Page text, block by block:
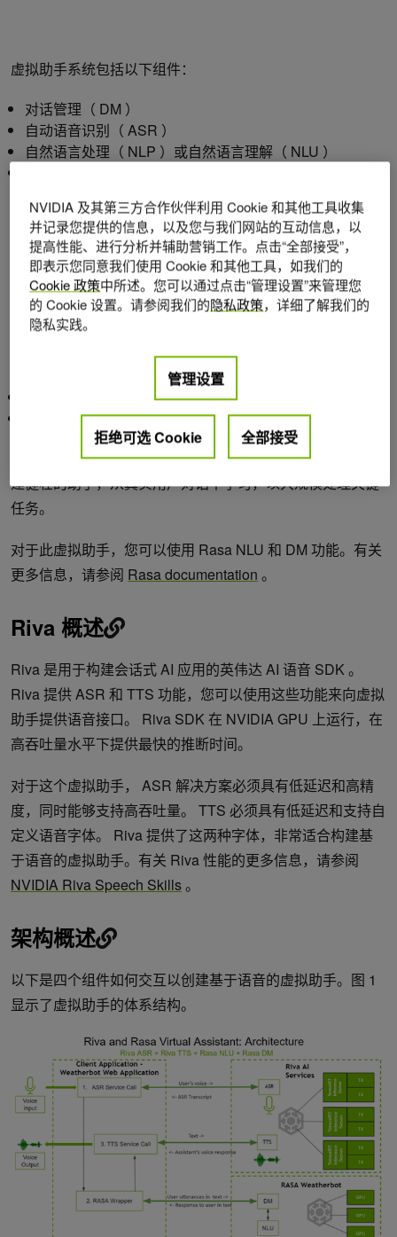
虚拟助手系统包括以下组件：
对话管理（ DM ）
自动语音识别（ ASR ）
自然语言处理（ NLP ）或自然语言理解（ NLU ）
NLU 和 DM 组件来自 Rasa ，而 Riva 提供 TTS 和 ASR 功
能。
Rasa 概述
Rasa 是一个开源的机器学习框架，用于构建基于文本和语
音的 AI 助手。在最基本的层面上，助理必须能够做两件事：
作出相应的反应。
Rasa 助理使用机器学习来完成这两项任务。 Rasa 允许您构
建健壮的助手，从真实用户对话中学习，以大规模处理关键
任务。
对于此虚拟助手，您可以使用 Rasa NLU 和 DM 功能。有关
更多信息，请参阅 Rasa documentation 。
Riva 概述
Riva 是用于构建会话式 AI 应用的英伟达 AI 语音 SDK 。
Riva 提供 ASR 和 TTS 功能，您可以使用这些功能来向虚拟
助手提供语音接口。 Riva SDK 在 NVIDIA GPU 上运行，在
高吞吐量水平下提供最快的推断时间。
对于这个虚拟助手， ASR 解决方案必须具有低延迟和高精
度，同时能够支持高吞吐量。 TTS 必须具有低延迟和支持自
定义语音字体。 Riva 提供了这两种字体，非常适合构建基
于语音的虚拟助手。有关 Riva 性能的更多信息，请参阅
NVIDIA Riva Speech Skills。
架构概述
以下是四个组件如何交互以创建基于语音的虚拟助手。图 1
显示了虚拟助手的体系结构。
NVIDIA 及其第三方合作伙伴利用 Cookie 和其他工具收集
并记录您提供的信息，以及您与我们网站的互动信息，以
提高性能、进行分析并辅助营销工作。点击“全部接受”，
即表示您同意我们使用 Cookie 和其他工具，如我们的
Cookie 政策中所述。您可以通过点击“管理设置”来管理您
的 Cookie 设置。请参阅我们的隐私政策，详细了解我们的
隐私实践。
管理设置
拒绝可选 Cookie 全部接受